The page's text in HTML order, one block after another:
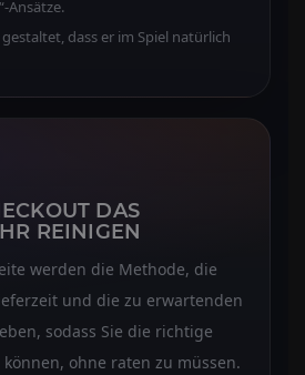
Ansätze.
dass er im Spiel natürlich
DAS
REINIGEN
werden die Methode, die
und die zu erwartenden
sodass Sie die richtige
ohne raten zu müssen.